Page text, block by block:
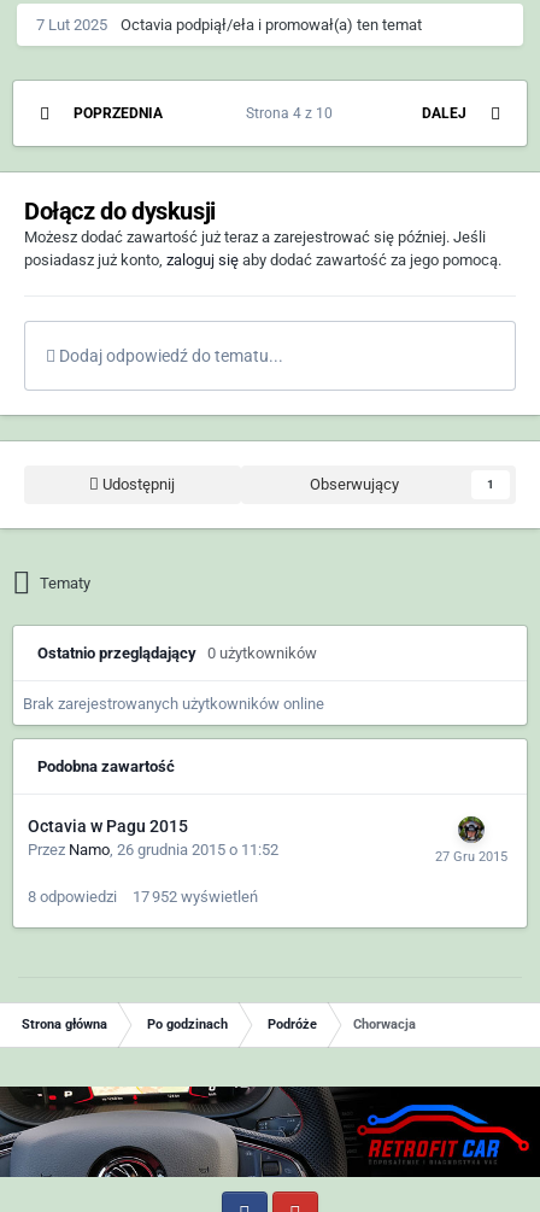
7 Lut 2025 Octavia podpiął/eła i promował(a) ten temat
POPRZEDNIA DALEJ
Strona 4 z 10
Dołącz do dyskusji
Możesz dodać zawartość już teraz a zarejestrować się później. Jeśli
posiadasz już konto, zaloguj się aby dodać zawartość za jego pomocą.
Dodaj odpowiedź do tematu...
Udostępnij Obserwujący 1
Tematy
Ostatnio przeglądający 0 użytkowników
Brak zarejestrowanych użytkowników online
Podobna zawartość
Octavia w Pagu 2015
Przez Namo, 26 grudnia 2015 o 11:52
8 odpowiedzi 17 952 wyświetleń
Strona główna Po godzinach Podróże Chorwacja